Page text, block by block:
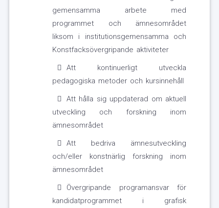
gemensamma arbete med
programmet och ämnesområdet
liksom i institutionsgemensamma och
Konstfacksövergripande aktiviteter
Att kontinuerligt utveckla
pedagogiska metoder och kursinnehåll
Att hålla sig uppdaterad om aktuell
utveckling och forskning inom
ämnesområdet
Att bedriva ämnesutveckling
och/eller konstnärlig forskning inom
ämnesområdet
Övergripande programansvar för
kandidatprogrammet i grafisk